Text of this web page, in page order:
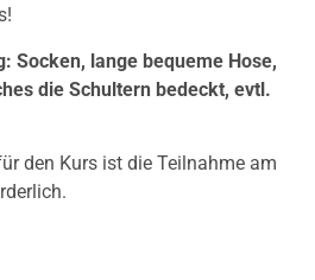
Socken, lange bequeme Hose,
die Schultern bedeckt, evtl.
den Kurs ist die Teilnahme am